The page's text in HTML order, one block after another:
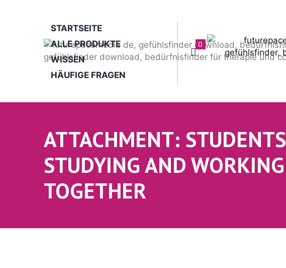
STARTSEITE
ALLE PRODUKTE
WISSEN
HÄUFIGE FRAGEN
0
ATTACHMENT: STUDENTS
STUDYING AND WORKING
TOGETHER